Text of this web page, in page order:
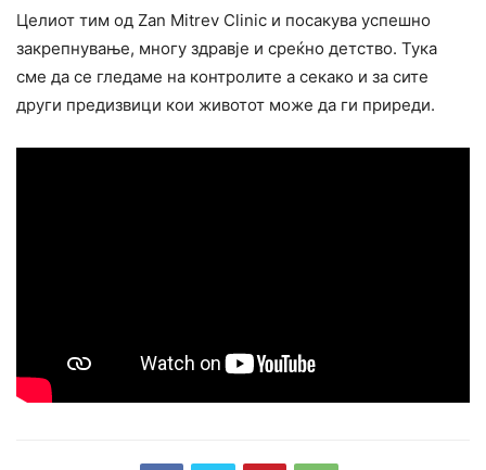
Целиот тим од Zan Mitrev Clinic и посакува успешно
закрепнување, многу здравје и среќно детство. Тука
сме да се гледаме на контролите а секако и за сите
други предизвици кои животот може да ги приреди.